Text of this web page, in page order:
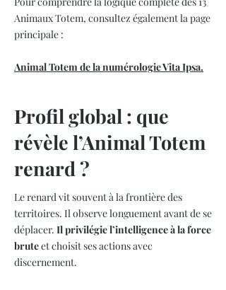
Animaux Totem, consultez également la page
principale :
Animal Totem de la numérologie Vita Ipsa.
Profil global : que
révèle l’Animal Totem
renard ?
Le renard vit souvent à la frontière des
territoires. Il observe longuement avant de se
déplacer. Il privilégie l’intelligence à la force
bruteet choisit ses actions avec
discernement.